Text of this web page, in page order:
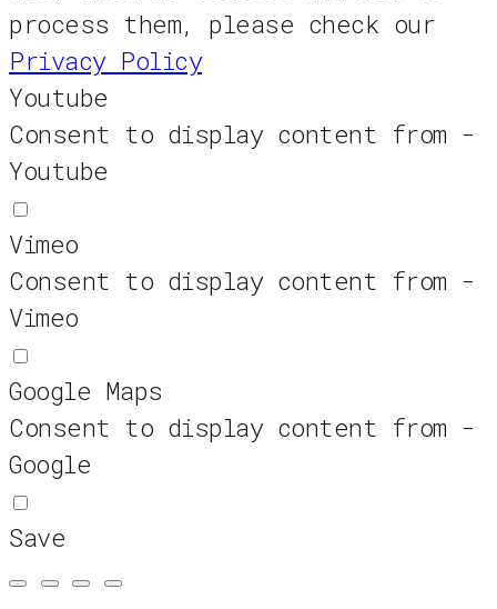
process them, please check our
Privacy Policy
Youtube
Consent to display content from -
Youtube
Vimeo
Consent to display content from -
Vimeo
Google Maps
Consent to display content from -
Google
Save